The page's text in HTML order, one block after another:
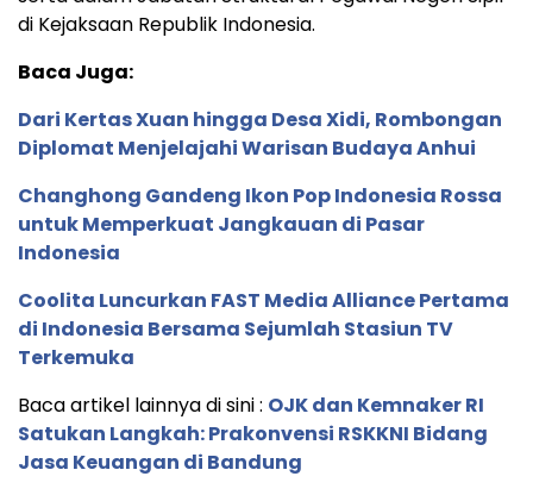
di Kejaksaan Republik Indonesia.
Baca Juga:
Dari Kertas Xuan hingga Desa Xidi, Rombongan
Diplomat Menjelajahi Warisan Budaya Anhui
Changhong Gandeng Ikon Pop Indonesia Rossa
untuk Memperkuat Jangkauan di Pasar
Indonesia
Coolita Luncurkan FAST Media Alliance Pertama
di Indonesia Bersama Sejumlah Stasiun TV
Terkemuka
Baca artikel lainnya di sini : OJK dan Kemnaker RI
Satukan Langkah: Prakonvensi RSKKNI Bidang
Jasa Keuangan di Bandung